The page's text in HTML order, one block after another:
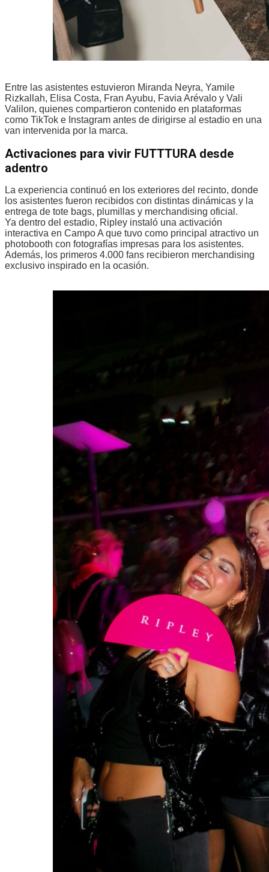
Entre las asistentes estuvieron Miranda Neyra, Yamile
Rizkallah, Elisa Costa, Fran Ayubu, Favia Arévalo y Vali
Valilon, quienes compartieron contenido en plataformas
como TikTok e Instagram antes de dirigirse al estadio en una
van intervenida por la marca.
Activaciones para vivir FUTTTURA desde
adentro
La experiencia continuó en los exteriores del recinto, donde
los asistentes fueron recibidos con distintas dinámicas y la
entrega de tote bags, plumillas y merchandising oficial.
Ya dentro del estadio, Ripley instaló una activación
interactiva en Campo A que tuvo como principal atractivo un
photobooth con fotografías impresas para los asistentes.
Además, los primeros 4.000 fans recibieron merchandising
exclusivo inspirado en la ocasión.